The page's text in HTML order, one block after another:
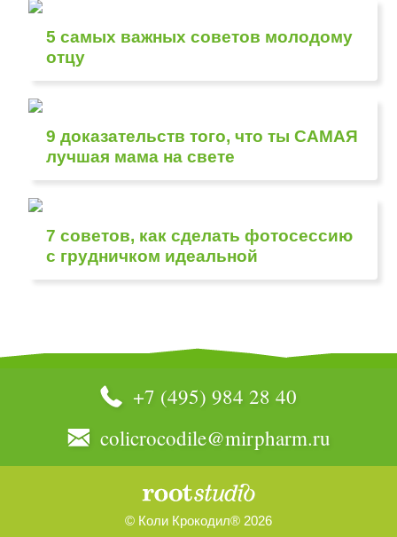
5 самых важных советов молодому
отцу
9 доказательств того, что ты САМАЯ
лучшая мама на свете
7 советов, как сделать фотосессию
с грудничком идеальной
+7 (495) 984 28 40
colicrocodile@mirpharm.ru
© Коли Крокодил® 2026